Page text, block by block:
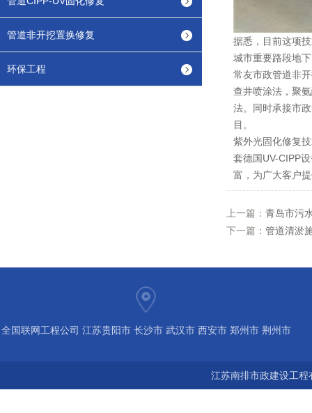
管道非开挖置换修复
环保工程
据悉，目前这项
城市重要路段地
常友市政管道非
查井喷涂法，聚
法。同时承接市
目。
紫外光固化修复
套德国UV-CIPP
富，为广大客户
上一篇： 青岛市污
下一篇： 管道清淤
全国联网工程公司 江苏贵阳市 长沙市 武汉市 西安市 郑州市 荆州市
江苏南排市政建设工